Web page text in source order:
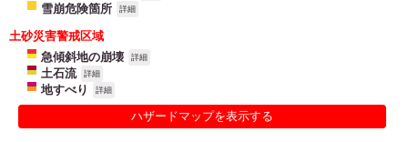
雪崩危険箇所 詳細
土砂災害警戒区域
急傾斜地の崩壊
詳細
土石流 詳細
地すべり 詳細
ハザードマップを表示する